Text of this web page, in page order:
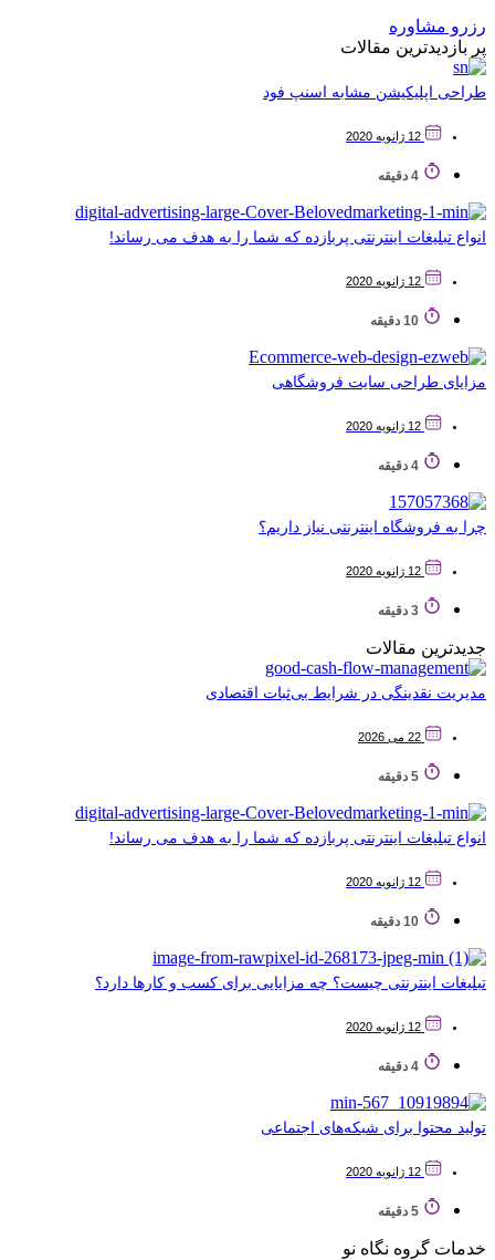
رزرو مشاوره
پر بازدیدترین مقالات
طراحی اپلیکیشن مشابه اسنپ فود
12 ژانویه 2020
4 دقیقه
انواع تبلیغات اینترنتی پربازده که شما را به هدف می رساند!
12 ژانویه 2020
10 دقیقه
مزایای طراحی سایت فروشگاهی
12 ژانویه 2020
4 دقیقه
چرا به فروشگاه اینترنتی نیاز داریم؟
12 ژانویه 2020
3 دقیقه
جدیدترین مقالات
مدیریت نقدینگی در شرایط بی‌ثبات اقتصادی
22 می 2026
5 دقیقه
انواع تبلیغات اینترنتی پربازده که شما را به هدف می رساند!
12 ژانویه 2020
10 دقیقه
تبلیغات اینترنتی چیست؟ چه مزایایی برای کسب و کارها دارد؟
12 ژانویه 2020
4 دقیقه
تولید محتوا برای شبکه‌های اجتماعی
12 ژانویه 2020
5 دقیقه
خدمات گروه نگاه نو